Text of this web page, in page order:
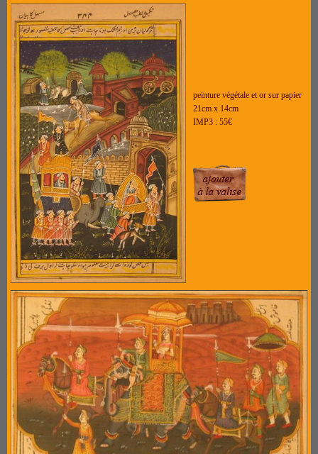
peinture végétale et or sur papier
21cm x 14cm
IMP3 : 55€